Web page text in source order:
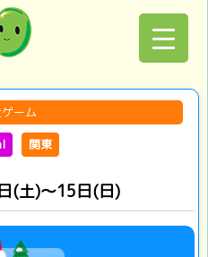
ーム
関東
(土)～15日(日)